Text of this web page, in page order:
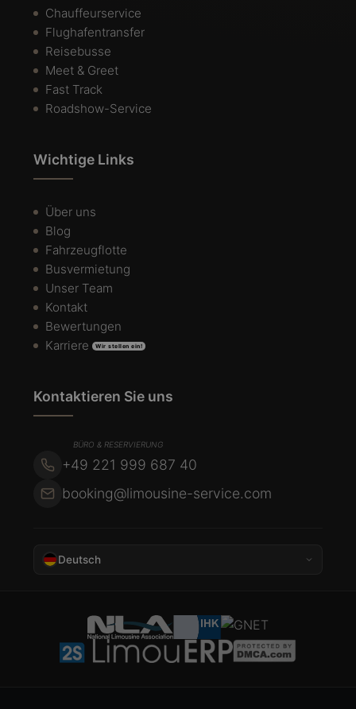
Chauffeurservice
Flughafentransfer
Reisebusse
Meet & Greet
Fast Track
Roadshow-Service
Wichtige Links
Über uns
Blog
Fahrzeugflotte
Busvermietung
Unser Team
Kontakt
Bewertungen
Karriere
Wir stellen ein!
Kontaktieren Sie uns
BÜRO & RESERVIERUNG
+49 221 999 687 40
booking@limousine-service.com
Deutsch